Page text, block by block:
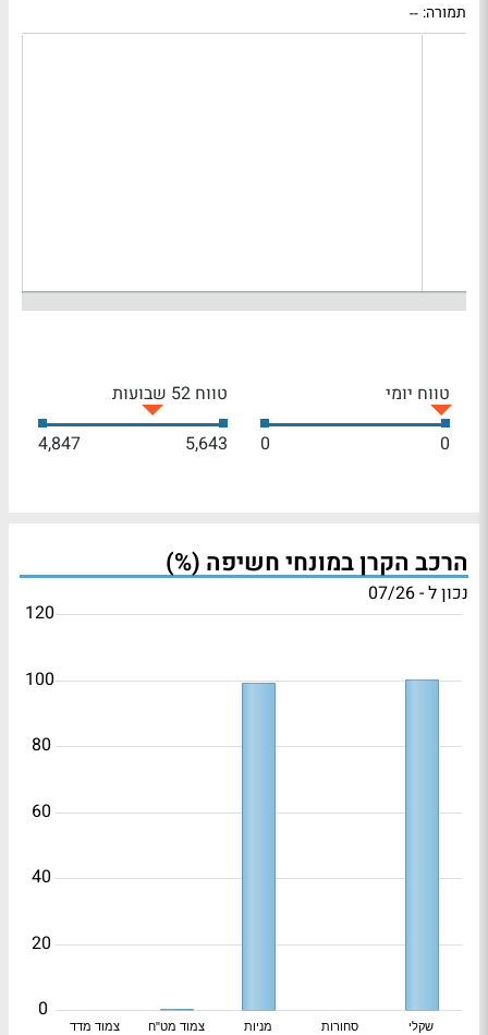
תמורה: --
טווח יומי
0
0
טווח 52 שבועות
5,643
4,847
הרכב הקרן במונחי חשיפה (%)
נכון ל - 07/26
צמוד מדד צמוד מט"ח מניות סחורות שקלי
0
20
40
60
80
100
120